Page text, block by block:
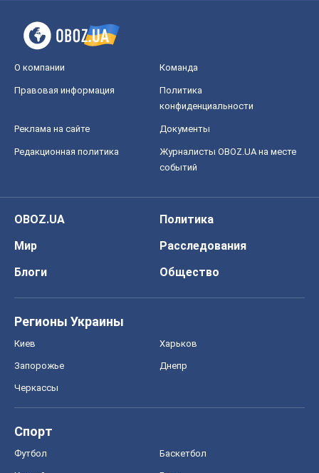
О компании Команда
Правовая информация
Политика
конфиденциальности
Реклама на сайте Документы
Редакционная политика
Журналисты OBOZ.UA на месте
событий
OBOZ.UA
Политика
Мир
Расследования
Блоги
Общество
Регионы Украины
Киев Харьков
Запорожье Днепр
Черкассы
Спорт
Футбол Баскетбол